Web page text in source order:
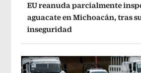
EU reanuda parcialmente
aguacate en Michoacán, tras
inseguridad